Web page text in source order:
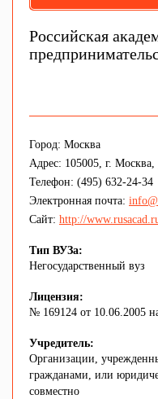
Российская
Город: Москва
Адрес: 105005, г.
Телефон: (495) 632-24-34
Электронная почта:
Сайт: http://
Тип ВУЗа:
Негосударственный вуз
Лицензия:
№ 169124 от 10.06.2005
Учредитель:
Организации,
гражданами, или
совместно